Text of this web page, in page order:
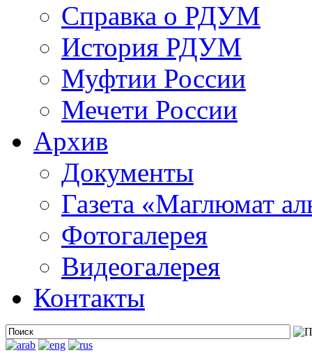
Справка о РДУМ
История РДУМ
Муфтии России
Мечети России
Архив
Документы
Газета «Маглюмат
Фотогалерея
Видеогалерея
Контакты